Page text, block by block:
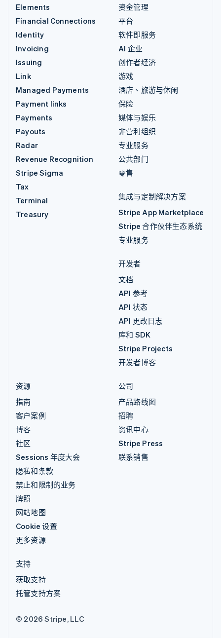
Elements
Financial Connections
Identity
Invoicing
Issuing
Link
Managed Payments
Payment links
Payments
Payouts
Radar
Revenue Recognition
Stripe Sigma
Tax
Terminal
Treasury
资金管理
平台
软件即服务
AI 企业
创作者经济
游戏
酒店、旅游与休闲
保险
媒体与娱乐
非营利组织
专业服务
公共部门
零售
集成与定制解决方案
Stripe App Marketplace
Stripe 合作伙伴生态系统
专业服务
开发者
文档
API 参考
API 状态
API 更改日志
库和 SDK
Stripe Projects
开发者博客
资源
指南
客户案例
博客
社区
Sessions 年度大会
隐私和条款
禁止和限制的业务
牌照
网站地图
Cookie 设置
更多资源
公司
产品路线图
招聘
资讯中心
Stripe Press
联系销售
支持
获取支持
托管支持方案
© 2026 Stripe, LLC